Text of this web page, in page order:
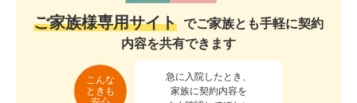
ご家族様専用サイト でご家族とも手軽に契約
内容を共有できます
こんな
ときも
急に入院したとき、
家族に契約内容を